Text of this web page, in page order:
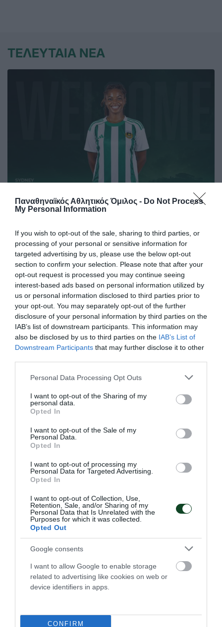
Παναθηναϊκός Αθλητικός Όμιλος - Do Not Process
My Personal Information
If you wish to opt-out of the sale, sharing to third parties, or
processing of your personal or sensitive information for
targeted advertising by us, please use the below opt-out
section to confirm your selection. Please note that after your
opt-out request is processed you may continue seeing
interest-based ads based on personal information utilized by
us or personal information disclosed to third parties prior to
your opt-out. You may separately opt-out of the further
disclosure of your personal information by third parties on the
IAB’s list of downstream participants. This information may
also be disclosed by us to third parties on the IAB’s List of
Downstream Participants that may further disclose it to other
Please note that this website/app uses one or more Google
not limited to your visit or usage behaviour. You may click to
grant or deny consent to Google and its third-party tags to
use your data for below specified purposes in below Google
consent section.
Personal Data Processing Opt Outs
I want to opt-out of the Sharing of my
personal data.
Opted In
I want to opt-out of the Sale of my
Personal Data.
Opted In
I want to opt-out of processing my
Personal Data for Targeted Advertising.
Opted In
I want to opt-out of Collection, Use,
Retention, Sale, and/or Sharing of my
Personal Data that Is Unrelated with the
Purposes for which it was collected.
Opted Out
Google consents
I want to allow Google to enable storage
related to advertising like cookies on web or
device identifiers in apps.
CONFIRM
ΤΕΛΕΥΤΑΙΑ ΝΕΑ
Με το τριφύλλι στο στήθος η
Ο Παναθηναϊκός Αθλητικός Όμιλος ανακοινώνει την
έναρξη της συνεργασίας του με τη Sydney Shepherd για το
τμήμα ποδοσφαίρου γυναικών.
06.08.2026 ΠΟΔΟΣΦΑΙΡΟ ΓΥΝΑΙΚΩΝ
«Πράσινη» η Lalia Storti
Ο Παναθηναϊκός Αθλητικός Όμιλος ανακοινώνει την
έναρξη της συνεργασίας του με τη Lalia Storti για το τμήμα
ποδοσφαίρου γυναικών.
06.08.2026 ΠΟΔΟΣΦΑΙΡΟ ΓΥΝΑΙΚΩΝ